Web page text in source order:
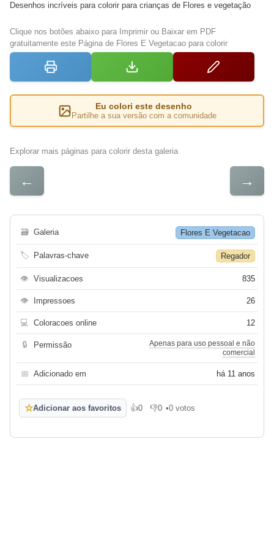
Desenhos incríveis para colorir para crianças de Flores e vegetação
Clique nos botões abaixo para Imprimir ou Baixar em PDF
gratuitamente este Página de Flores E Vegetacao para colorir
Eu colori este desenho
Partilhe a sua versão com a comunidade
Explorar mais páginas para colorir desta galeria
← →
🗃 Galeria Flores E Vegetacao
🏷 Palavras-chave Regador
👁 Visualizacoes 835
👁 Impressoes 26
💻 Coloracoes online 12
🔒 Permissão
Apenas para uso pessoal e não
comercial
📅 Adicionado em há 11 anos
☆Adicionar aos favoritos 👍0
Gosto 👎0
Não gosto
•0 votos